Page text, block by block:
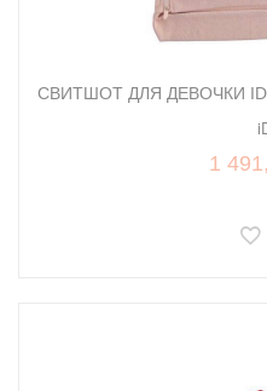
СВИТШОТ ДЛЯ ДЕВОЧКИ
1